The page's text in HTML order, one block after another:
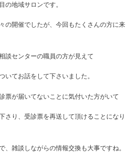
の地域サロンです。
の開催でしたが、今回もたくさんの方に来
談センターの職員の方が見えて
いてお話をして下さいました。
票が届いてないことに気付いた方がいて
さり、 受診票を再送して頂けることになり
、雑談しながらの情報交換も大事ですね。